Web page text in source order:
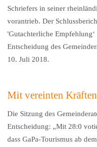
Schriefers in seiner
vorantrieb. Der
'Gutachterliche
Entscheidung des
10. Juli 2018.
Mit vereinten
Die Sitzung des
Entscheidung: „Mit 28:0
dass GaPa-Tourismus ab